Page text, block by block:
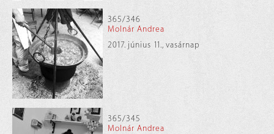
365/346
Molnár Andrea
2017. június 11., vasárnap
365/345
Molnár Andrea